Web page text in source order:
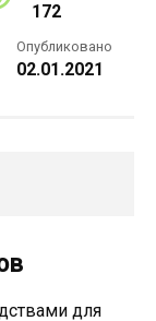
172
Опубликовано
02.01.2021
для